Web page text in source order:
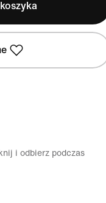
i odbierz podczas